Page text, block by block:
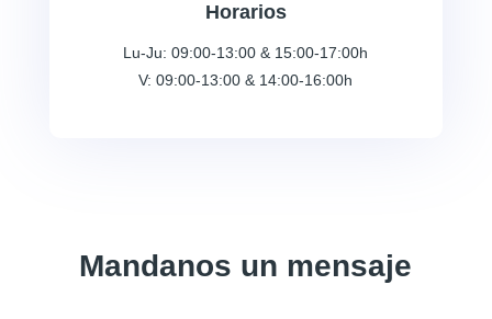
Horarios
Lu-Ju: 09:00-13:00 & 15:00-17:00h
V: 09:00-13:00 & 14:00-16:00h
Mandanos un mensaje